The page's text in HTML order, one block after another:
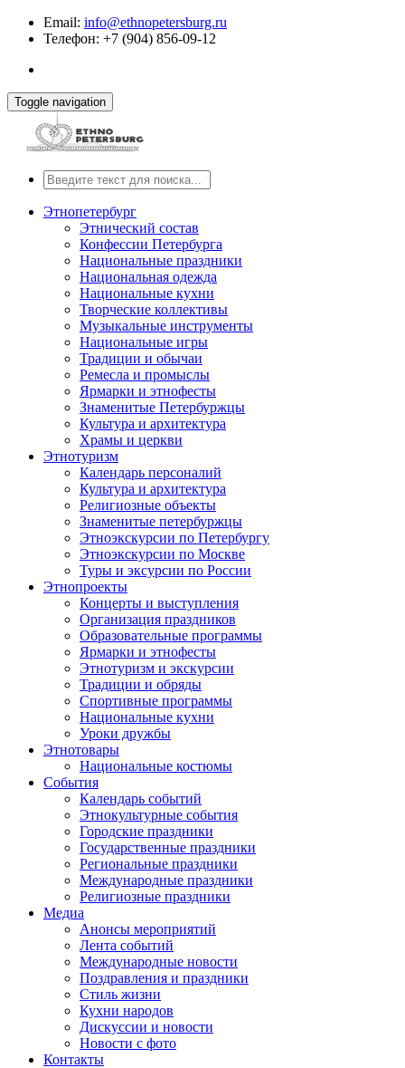
Email: info@ethnopetersburg.ru
Телефон: +7 (904) 856-09-12
Toggle navigation
Этнопетербург
Этнический состав
Конфессии Петербурга
Национальные праздники
Национальная одежда
Национальные кухни
Творческие коллективы
Музыкальные инструменты
Национальные игры
Традиции и обычаи
Ремесла и промыслы
Ярмарки и этнофесты
Знаменитые Петербуржцы
Культура и архитектура
Храмы и церкви
Этнотуризм
Календарь персоналий
Культура и архитектура
Религиозные объекты
Знаменитые петербуржцы
Этноэкскурсии по Петербургу
Этноэкскурсии по Москве
Туры и эксурсии по России
Этнопроекты
Концерты и выступления
Организация праздников
Образовательные программы
Ярмарки и этнофесты
Этнотуризм и экскурсии
Традиции и обряды
Спортивные программы
Национальные кухни
Уроки дружбы
Этнотовары
Национальные костюмы
События
Календарь событий
Этнокультурные события
Городские праздники
Государственные праздники
Региональные праздники
Международные праздники
Религиозные праздники
Медиа
Анонсы мероприятий
Лента событий
Международные новости
Поздравления и праздники
Cтиль жизни
Кухни народов
Дискуссии и новости
Новости с фото
Контакты